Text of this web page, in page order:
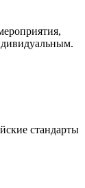
стандарты